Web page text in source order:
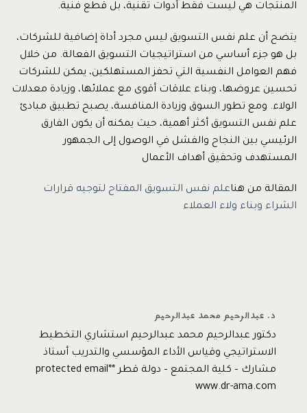
المنتجات هي ليست فقط أدوات تقنية، بل قطع فنية.
يتضح أن علم نفس التسويق ليس مجرد أداة إضافية للشركات،
بل هو جزء أساسي من استراتيجيات التسويق الفعالة. من خلال
فهم العوامل النفسية التي تحفز المستهلكين، يمكن للشركات
تحسين عروضها، وبناء علاقات أقوى مع عملائها، وزيادة معدلات
الولاء. ومع تطور السوق وزيادة المنافسة، يصبح تطبيق مبادئ
علم نفس التسويق أكثر أهمية، حيث يمكنه أن يكون الفارق
الرئيسي بين النجاح والفشل في الوصول إلى الجمهور
المستهدف وتحقيق أهداف الأعمال
المقالة من هناعلم نفس التسويق المفتاح لتوجيه قرارات
الشراء وبناء ولاء العملاء
د. عبدالرحيم محمد عبدالرحيم
دكتور عبدالرحيم محمد عبدالرحيم استشاري التخطيط
الاستراتيجي وقياس الأداء المؤسسي والتدريب أستاذ
مشارك – كلية المجتمع – دولة قطر *protected email*
www.dr-ama.com